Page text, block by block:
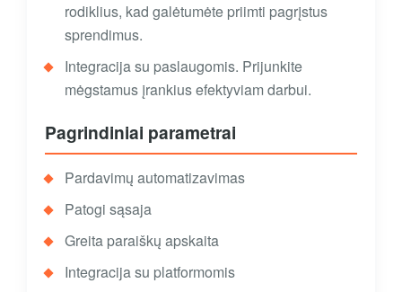
rodiklius, kad galėtumėte priimti pagrįstus
sprendimus.
Integracija su paslaugomis. Prijunkite
mėgstamus įrankius efektyviam darbui.
Pagrindiniai parametrai
Pardavimų automatizavimas
Patogi sąsaja
Greita paraiškų apskaita
Integracija su platformomis